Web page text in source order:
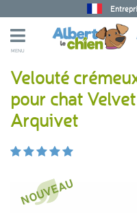
MENU
Velouté
pour chat
Arquivet